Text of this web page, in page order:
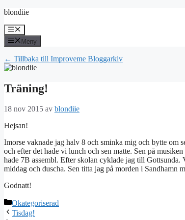
Hoppa
innehåll
blondiie
Meny
Meny
← Tillbaka till Improveme Bloggarkiv
Träning!
18 nov 2015 av blondiie
Hejsan!
Imorse vaknade jag halv 8 och sminka mig och bytte
och efter det hade vi lunch och sen matte. Sen på
hade 7B assembl. Efter skolan cyklade jag till
middag och duscha. Sen titta jag på morden i Sandhamn
Godnatt!
Kategorier
Okategoriserad
Tisdag!